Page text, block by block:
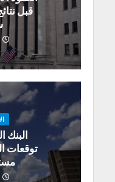
قبل
البنك
توقعات